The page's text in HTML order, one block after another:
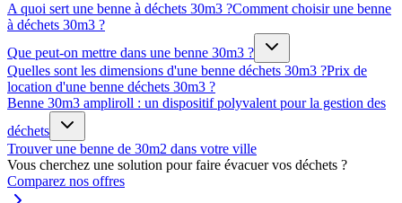
A quoi sert une benne à déchets 30m3 ?Comment choisir une benne
à déchets 30m3 ?
Que peut-on mettre dans une benne 30m3 ?
Quelles sont les dimensions d'une benne déchets 30m3 ?Prix de
location d'une benne déchets 30m3 ?
Benne 30m3 ampliroll : un dispositif polyvalent pour la gestion des
déchets
Trouver une benne de 30m2 dans votre ville
Vous cherchez une solution pour faire évacuer vos déchets ?
Comparez nos offres